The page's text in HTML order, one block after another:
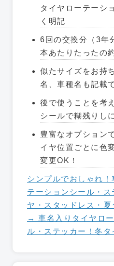
タイヤローテーシ
く明記
6回の交換分（3年
本あたりたったの
似たサイズをお持
名、車種名も記載
後で使うことを考
シールで糊残りし
豊富なオプション
イヤ位置ごとに色
変更OK！
シンプルでおしゃれ
テーションシール・ス
ヤ・スタッドレス・夏
→ 車名入りタイヤロ
ル・ステッカー！冬タ